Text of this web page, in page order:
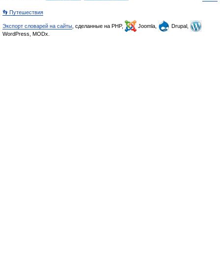
👣 Путешествия
Экспорт словарей на сайты , сделанные на PHP, Joomla,
Drupal,
WordPress, MODx.